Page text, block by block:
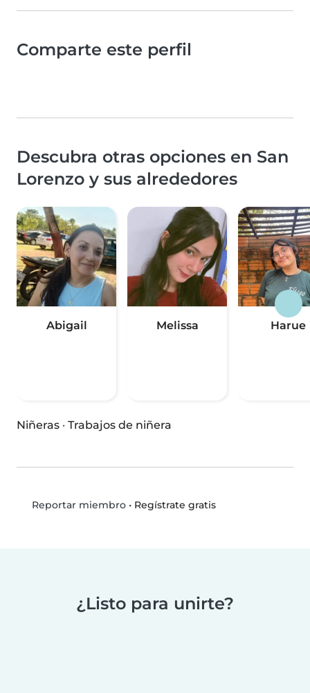
Comparte este perfil
Descubra otras opciones en San
Lorenzo y sus alrededores
Abigail Melissa Harue
Niñeras · Trabajos de niñera
Reportar miembro• Regístrate gratis
¿Listo para unirte?